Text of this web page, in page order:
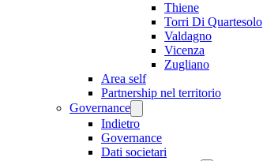
Thiene
Torri Di Quartesolo
Valdagno
Vicenza
Zugliano
Area self
Partnership nel territorio
Governance
Indietro
Governance
Dati societari